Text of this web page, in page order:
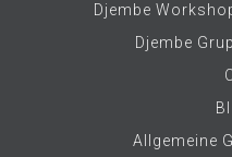
Djembe
Djembe
Allgemeine